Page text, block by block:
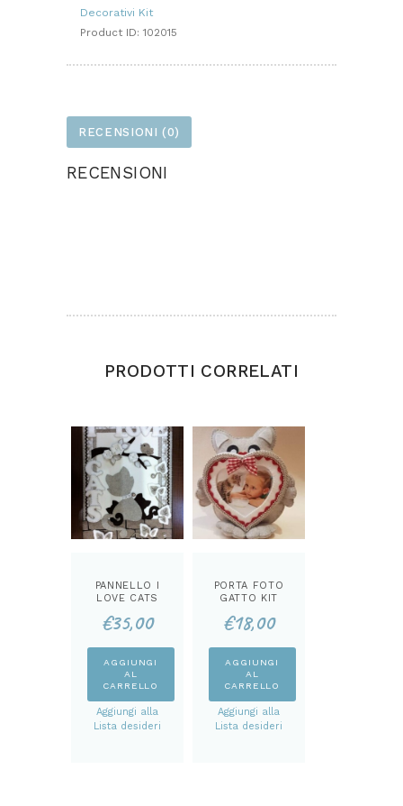
Decorativi Kit
Product ID: 102015
RECENSIONI (0)
RECENSIONI
PRODOTTI CORRELATI
PANNELLO I
LOVE CATS
€35,00
AGGIUNGI
AL
CARRELLO
Aggiungi alla
Lista desideri
PORTA FOTO
GATTO KIT
€18,00
AGGIUNGI
AL
CARRELLO
Aggiungi alla
Lista desideri